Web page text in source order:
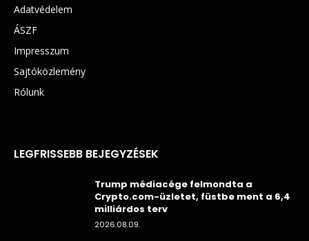
Adatvédelem
ÁSZF
Impresszum
Sajtóközlemény
Rólunk
LEGFRISSEBB BEJEGYZÉSEK
Trump médiacége felmondta a
Crypto.com-üzletet, füstbe ment a 6,4
milliárdos terv
2026.08.09.